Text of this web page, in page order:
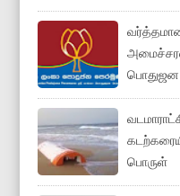
பொதுஜன
பொருள்